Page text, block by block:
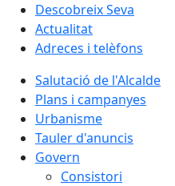
Descobreix Seva
Actualitat
Adreces i telèfons
Salutació de l'Alcalde
Plans i campanyes
Urbanisme
Tauler d'anuncis
Govern
Consistori